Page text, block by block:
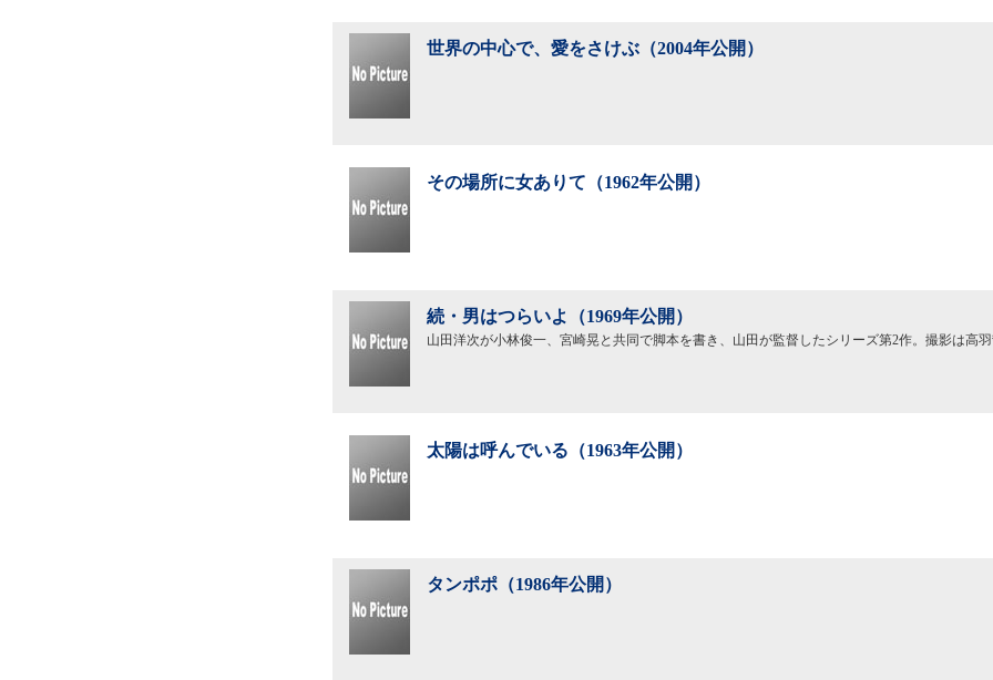
世界の中心で、愛をさけぶ（2004年公開）
その場所に女ありて（1962年公開）
続・男はつらいよ（1969年公開）
山田洋次が小林俊一、宮崎晃と共同で脚本を書き、山田が監督したシリーズ第2作。撮影は高羽
太陽は呼んでいる（1963年公開）
タンポポ（1986年公開）